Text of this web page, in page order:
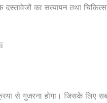
का सत्यापन तथा
से गुजरना होगा। जिसके लिए